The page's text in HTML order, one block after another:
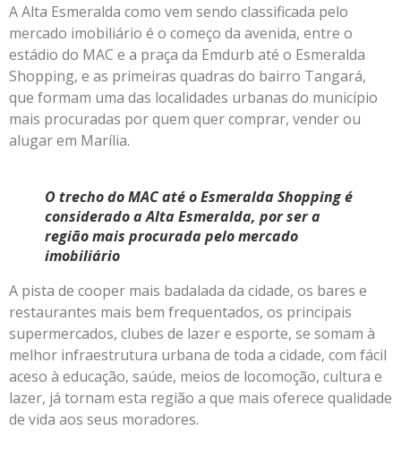
A Alta Esmeralda como vem sendo classificada pelo
mercado imobiliário é o começo da avenida, entre o
estádio do MAC e a praça da Emdurb até o Esmeralda
Shopping, e as primeiras quadras do bairro Tangará,
que formam uma das localidades urbanas do município
mais procuradas por quem quer comprar, vender ou
alugar em Marília.
O trecho do MAC até o Esmeralda Shopping é
considerado a Alta Esmeralda, por ser a
região mais procurada pelo mercado
imobiliário
A pista de cooper mais badalada da cidade, os bares e
restaurantes mais bem frequentados, os principais
supermercados, clubes de lazer e esporte, se somam à
melhor infraestrutura urbana de toda a cidade, com fácil
aceso à educação, saúde, meios de locomoção, cultura e
lazer, já tornam esta região a que mais oferece qualidade
de vida aos seus moradores.